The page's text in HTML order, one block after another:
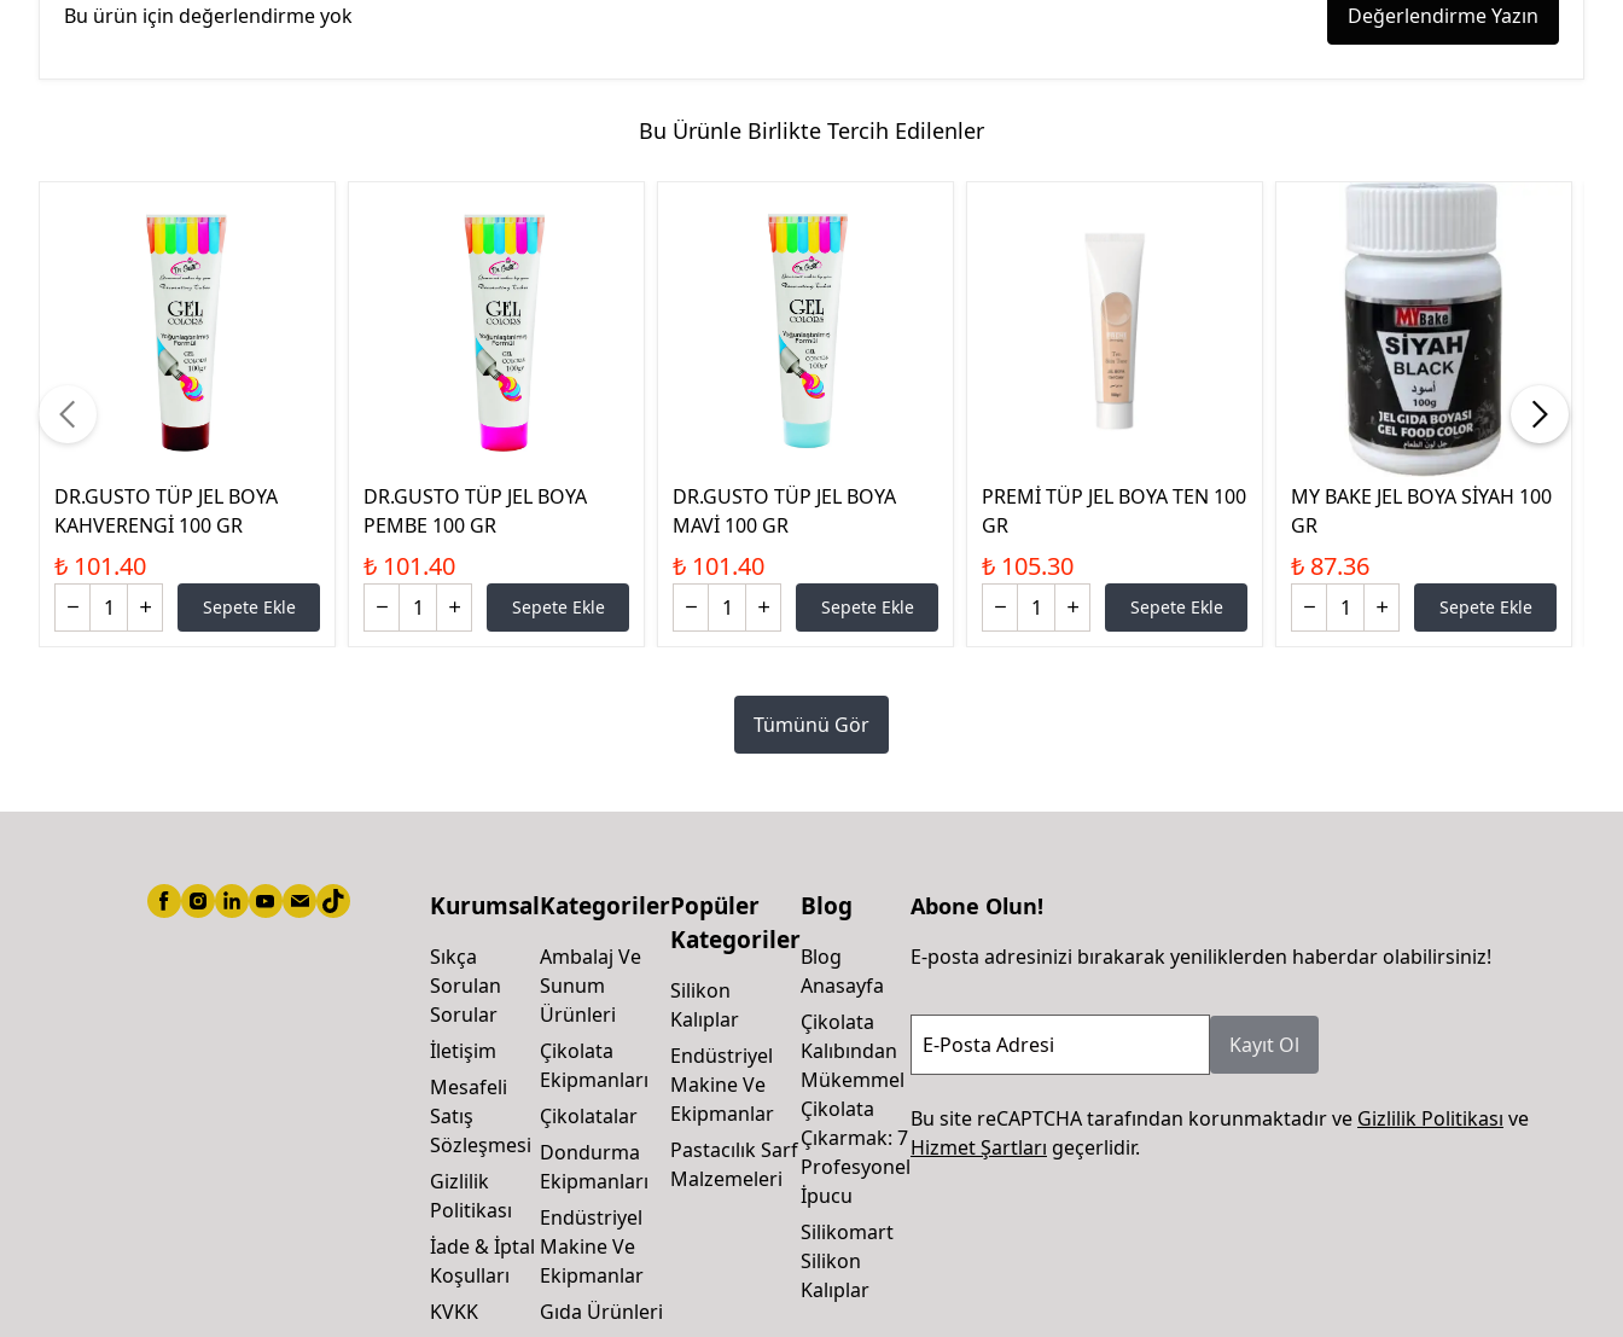
Bu ürün için değerlendirme yok Değerlendirme Yazın
Bu Ürünle Birlikte Tercih Edilenler
DR.GUSTO TÜP JEL BOYA
KAHVERENGİ 100 GR
₺ 101.40
Sepete Ekle
DR.GUSTO TÜP JEL BOYA
PEMBE 100 GR
₺ 101.40
Sepete Ekle
DR.GUSTO TÜP JEL BOYA
MAVİ 100 GR
₺ 101.40
Sepete Ekle
PREMİ TÜP JEL BOYA TEN 100
GR
₺ 105.30
Sepete Ekle
MY BAKE JEL BOYA SİYAH 100
GR
₺ 87.36
Sepete Ekle
Tümünü Gör
Kurumsal
Sıkça
Sorulan
Sorular
İletişim
Mesafeli
Satış
Sözleşmesi
Gizlilik
Politikası
İade & İptal
Koşulları
KVKK
Kategoriler
Ambalaj Ve
Sunum
Ürünleri
Çikolata
Ekipmanları
Çikolatalar
Dondurma
Ekipmanları
Endüstriyel
Makine Ve
Ekipmanlar
Gıda Ürünleri
Popüler
Kategoriler
Silikon
Kalıplar
Endüstriyel
Makine Ve
Ekipmanlar
Pastacılık Sarf
Malzemeleri
Blog
Blog
Anasayfa
Çikolata
Kalıbından
Mükemmel
Çikolata
Çıkarmak: 7
Profesyonel
İpucu
Silikomart
Silikon
Kalıplar
Abone Olun!
E-posta adresinizi bırakarak yeniliklerden haberdar olabilirsiniz!
E-Posta Adresi Kayıt Ol
Bu site reCAPTCHA tarafından korunmaktadır ve Gizlilik Politikası ve
Hizmet Şartları geçerlidir.